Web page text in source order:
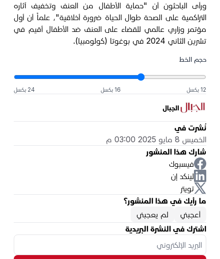
ورأى الباحثون أن "حماية الأطفال من العنف وتخفيف آثاره
التراكمية على الصحة طوال الحياة ضرورة أخلاقية"، علماً أن أول
مؤتمر وزاري عالمي للقضاء على العنف ضد الأطفال أقيم في
تشرين الثاني 2024 في بوغوتا (كولومبيا).
حجم الخط
12 بكسل 16 بكسل 24 بكسل
الجبال
نُشرت في
الخميس 8 مايو 2025 03:00 م
شارك هذا المنشور
فيسبوك
لينكد إن
تويتر
ما رأيك في هذا المنشور؟
أعجبني
لم يعجبني
اشترك في النشرة البريدية